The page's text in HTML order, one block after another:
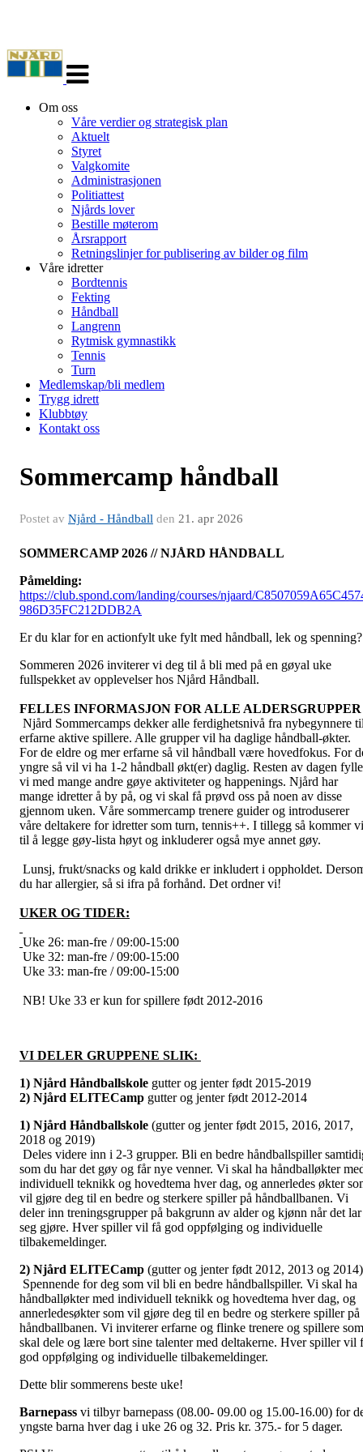
navigasjon
Om oss
Våre verdier og strategisk plan
Aktuelt
Styret
Valgkomite
Administrasjonen
Politiattest
Njårds lover
Bestille møterom
Årsrapport
Retningslinjer for publisering av bilder og film
Våre idretter
Bordtennis
Fekting
Håndball
Langrenn
Rytmisk gymnastikk
Tennis
Turn
Medlemskap/bli medlem
Trygg idrett
Klubbtøy
Kontakt oss
Sommercamp håndball
Postet av Njård - Håndball den 21. apr 2026
SOMMERCAMP 2026 // NJÅRD HÅNDBALL
Påmelding:
https://club.spond.com/landing/courses/njaard/
986D35FC212DDB2A
Er du klar for en actionfylt uke fylt med håndball, lek og spenning?
Sommeren 2026 inviterer vi deg til å bli med på en gøyal uke
fullspekket av opplevelser hos Njård Håndball.
FELLES INFORMASJON FOR ALLE ALDERSGRUPPER
Njård Sommercamps dekker alle ferdighetsnivå fra nybegynnere
erfarne aktive spillere. Alle grupper vil ha daglige håndball-økter.
For de eldre og mer erfarne så vil håndball være hovedfokus. For
yngre så vil vi ha 1-2 håndball økt(er) daglig. Resten av dagen
vi med mange andre gøye aktiviteter og happenings. Njård har
mange idretter å by på, og vi skal få prøvd oss på noen av disse
gjennom uken. Våre sommercamp trenere guider og introduserer
våre deltakere for idretter som turn, tennis++. I tillegg så kommer vi
til å legge gøy-lista høyt og inkluderer også mye annet gøy.
Lunsj, frukt/snacks og kald drikke er inkludert i oppholdet.
du har allergier, så si ifra på forhånd. Det ordner vi!
UKER OG TIDER:
Uke 26: man-fre / 09:00-15:00
Uke 32: man-fre / 09:00-15:00
Uke 33: man-fre / 09:00-15:00
NB! Uke 33 er kun for spillere født 2012-2016
VI DELER GRUPPENE SLIK:
1) Njård Håndballskole gutter og jenter født 2015-2019
2) Njård ELITECamp gutter og jenter født 2012-2014
1) Njård Håndballskole (gutter og jenter født 2015, 2016, 2017,
2018 og 2019)
Deles videre inn i 2-3 grupper. Bli en bedre håndballspiller
som du har det gøy og får nye venner. Vi skal ha håndballøkter
individuell teknikk og hovedtema hver dag, og annerledes økter
vil gjøre deg til en bedre og sterkere spiller på håndballbanen. Vi
deler inn treningsgrupper på bakgrunn av alder og kjønn når det lar
seg gjøre. Hver spiller vil få god oppfølging og individuelle
tilbakemeldinger.
2) Njård ELITECamp (gutter og jenter født 2012, 2013 og
Spennende for deg som vil bli en bedre håndballspiller. Vi skal ha
håndballøkter med individuell teknikk og hovedtema hver dag, og
annerledesøkter som vil gjøre deg til en bedre og sterkere spiller på
håndballbanen. Vi inviterer erfarne og flinke trenere og spillere som
skal dele og lære bort sine talenter med deltakerne. Hver spiller vil
god oppfølging og individuelle tilbakemeldinger.
Dette blir sommerens beste uke!
Barnepass vi tilbyr barnepass (08.00- 09.00 og 15.00-16.00) for
yngste barna hver dag i uke 26 og 32. Pris kr. 375.- for 5 dager.